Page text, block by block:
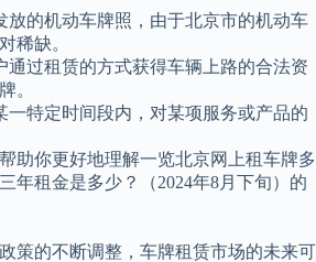
放的机动车牌照，由于北京市的机动车
稀缺。
通过租赁的方式获得车辆上路的合法资
。
一特定时间段内，对某项服务或产品的
助你更好地理解一览北京网上租车牌多
年租金是多少？（2024年8月下旬）的
策的不断调整，车牌租赁市场的未来可